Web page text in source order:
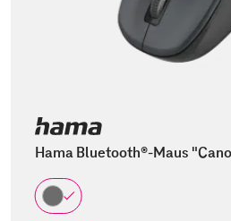
Hama Bluetooth®-Maus